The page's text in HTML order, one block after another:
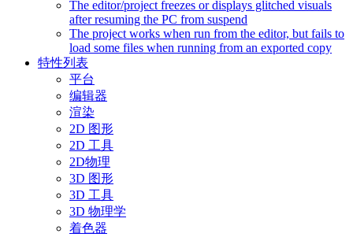
The editor/project freezes or displays glitched visuals
after resuming the PC from suspend
The project works when run from the editor, but fails to
load some files when running from an exported copy
特性列表
平台
编辑器
渲染
2D 图形
2D 工具
2D物理
3D 图形
3D 工具
3D 物理学
着色器